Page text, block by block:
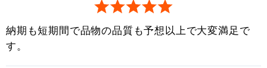
納期も短期間で品物の品質も予想以上で大変満足で
す。